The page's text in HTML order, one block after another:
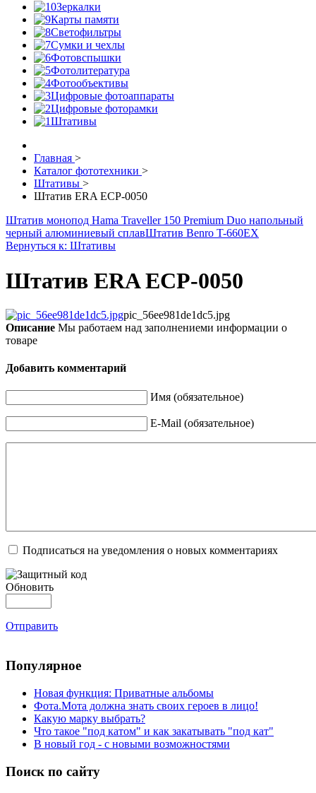
Зеркалки
Карты памяти
Светофильтры
Сумки и чехлы
Фотовспышки
Фотолитература
Фотообъективы
Цифровые фотоаппараты
Цифровые фоторамки
Штативы
Главная >
Каталог фототехники >
Штативы >
Штатив ERA ECP-0050
Штатив монопод Hama Traveller 150 Premium Duo напольный
черный алюминиевый сплавШтатив Benro T-660EX
Вернуться к: Штативы
Штатив ERA ECP-0050
pic_56ee981de1dc5.jpg
Описание Мы работаем над заполнениеми информации о
товаре
Добавить комментарий
Имя (обязательное)
E-Mail (обязательное)
Подписаться на уведомления о новых комментариях
Обновить
Отправить
Популярное
Новая функция: Приватные альбомы
Фота.Мота должна знать своих героев в лицо!
Какую марку выбрать?
Что такое "под катом" и как закатывать "под кат"
В новый год - с новыми возможностями
Поиск по сайту